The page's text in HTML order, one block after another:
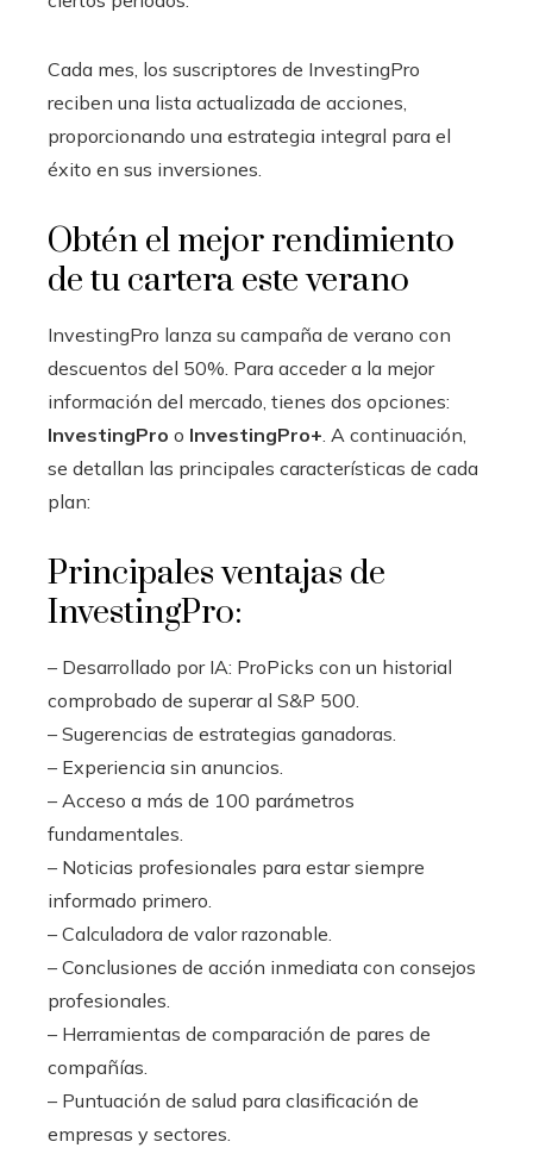
Cada mes, los suscriptores de InvestingPro
reciben una lista actualizada de acciones,
proporcionando una estrategia integral para el
éxito en sus inversiones.
Obtén el mejor rendimiento
de tu cartera este verano
InvestingPro lanza su campaña de verano con
descuentos del 50%. Para acceder a la mejor
información del mercado, tienes dos opciones:
InvestingPro o InvestingPro+. A continuación,
se detallan las principales características de cada
plan:
Principales ventajas de
InvestingPro:
– Desarrollado por IA: ProPicks con un historial
comprobado de superar al S&P 500.
– Sugerencias de estrategias ganadoras.
– Experiencia sin anuncios.
– Acceso a más de 100 parámetros
fundamentales.
– Noticias profesionales para estar siempre
informado primero.
– Calculadora de valor razonable.
– Conclusiones de acción inmediata con consejos
profesionales.
– Herramientas de comparación de pares de
compañías.
– Puntuación de salud para clasificación de
empresas y sectores.